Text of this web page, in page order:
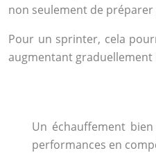
non seulement de
Pour un sprinter, cela
augmentant graduellement
Un échauffement
performances en